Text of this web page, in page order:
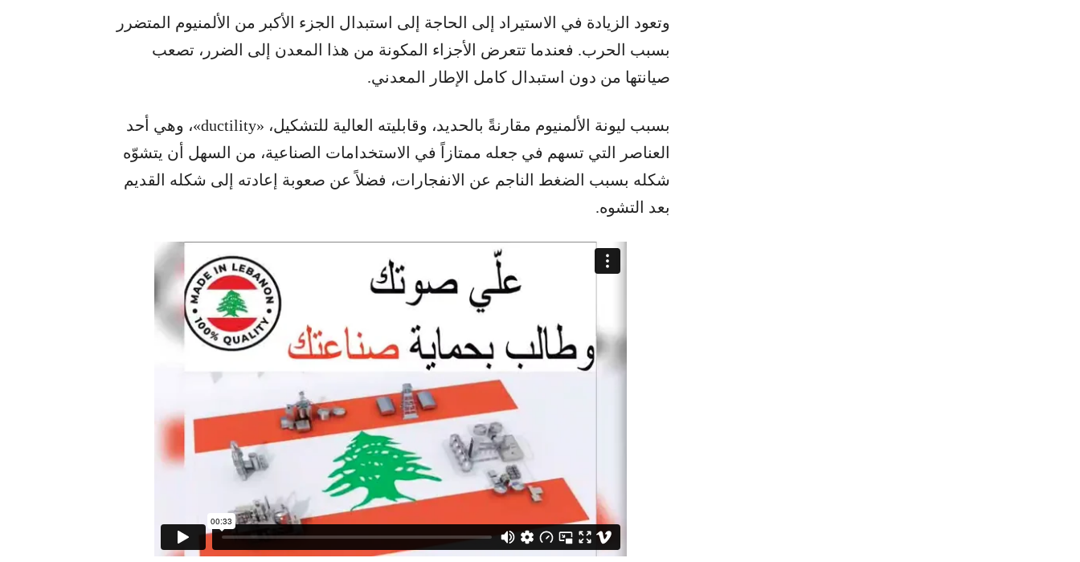
وتعود الزيادة في الاستيراد إلى الحاجة إلى استبدال الجزء الأكبر من الألمنيوم المتضرر
بسبب الحرب. فعندما تتعرض الأجزاء المكونة من هذا المعدن إلى الضرر، تصعب
صيانتها من دون استبدال كامل الإطار المعدني.
بسبب ليونة الألمنيوم مقارنةً بالحديد، وقابليته العالية للتشكيل، «ductility»، وهي أحد
العناصر التي تسهم في جعله ممتازاً في الاستخدامات الصناعية، من السهل أن يتشوّه
شكله بسبب الضغط الناجم عن الانفجارات، فضلاً عن صعوبة إعادته إلى شكله القديم
بعد التشوه.